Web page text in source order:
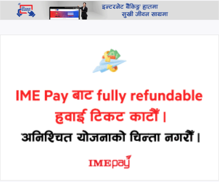
उद्घाटन, शैक्षिक कर्जा, वित्तीय
परामर्श तथा बैंकिङ सहायता